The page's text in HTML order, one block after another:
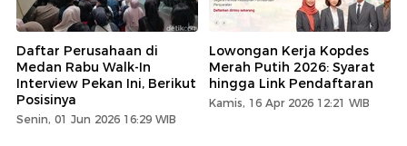
Daftar Perusahaan di
Medan Rabu Walk-In
Interview Pekan Ini, Berikut
Posisinya
Senin, 01 Jun 2026 16:29 WIB
Lowongan Kerja Kopdes
Merah Putih 2026: Syarat
hingga Link Pendaftaran
Kamis, 16 Apr 2026 12:21 WIB